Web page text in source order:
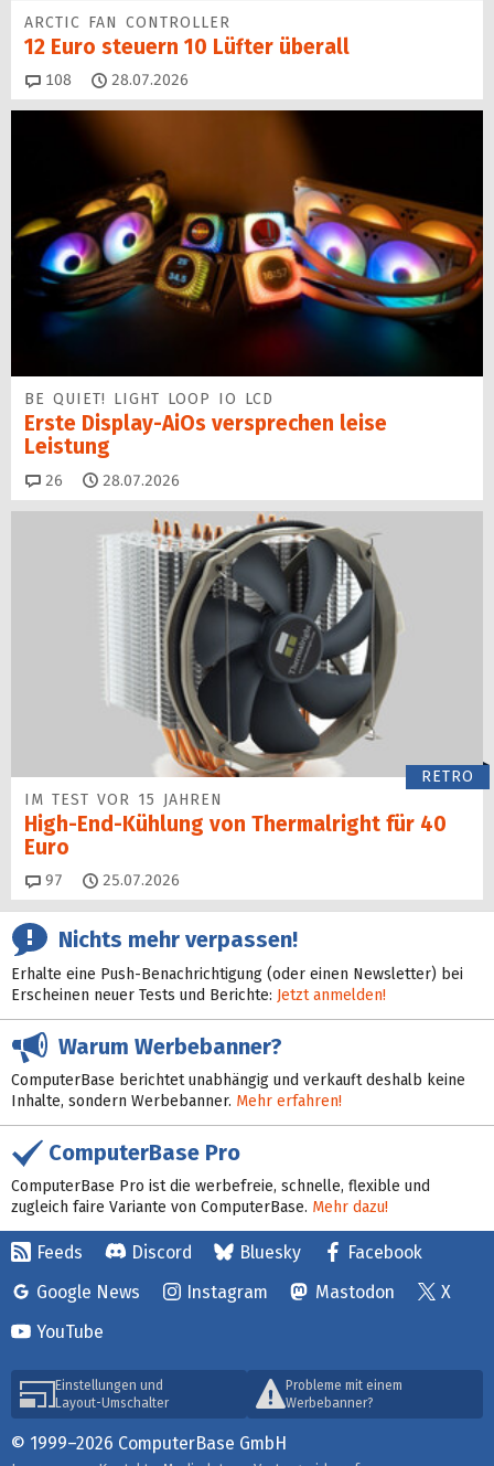
ARCTIC FAN CONTROLLER
12 Euro steuern 10 Lüfter überall
108 Kommentare
28.07.2026
BE QUIET! LIGHT LOOP IO LCD
Erste Display-AiOs versprechen leise
Leistung
26 Kommentare
28.07.2026
RETRO
IM TEST VOR 15 JAHREN
High-End-Kühlung von Thermalright für 40
Euro
97 Kommentare
25.07.2026
Nichts mehr verpassen!
Erhalte eine Push-Benachrichtigung (oder einen Newsletter) bei
Erscheinen neuer Tests und Berichte: Jetzt anmelden!
Warum Werbebanner?
ComputerBase berichtet unabhängig und verkauft deshalb keine
Inhalte, sondern Werbebanner. Mehr erfahren!
ComputerBase Pro
ComputerBase Pro ist die werbefreie, schnelle, flexible und
zugleich faire Variante von ComputerBase. Mehr dazu!
Feeds Discord Bluesky
Facebook
Google News
Instagram Mastodon
X
YouTube
Einstellungen und
Layout-Umschalter
Probleme mit einem
Werbebanner?
© 1999–2026 ComputerBase GmbH